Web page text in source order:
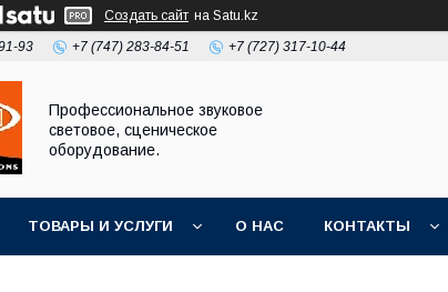
Создать сайт на Satu.kz
93 +7 (747) 283-84-51 +7 (727) 317-10-44
Профессиональное звуковое
световое, сценическое
оборудование.
ТОВАРЫ И УСЛУГИ О НАС КОНТАКТЫ